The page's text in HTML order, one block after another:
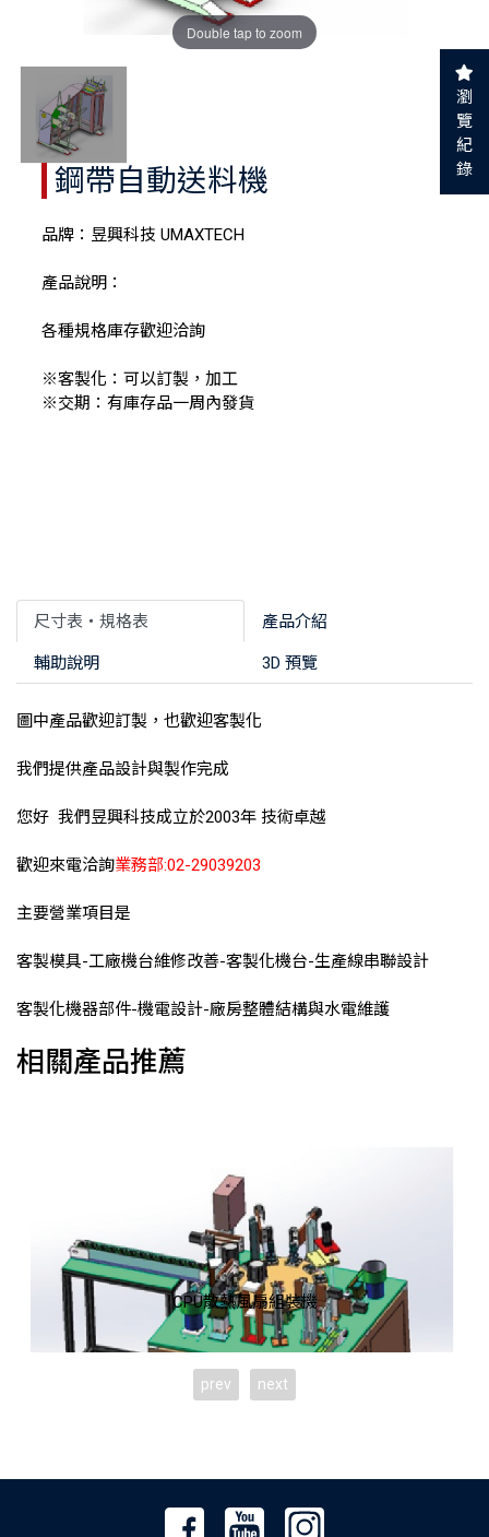
瀏
覽
紀
錄
Double tap to zoom
鋼帶自動送料機
品牌：昱興科技 UMAXTECH
產品說明：
各種規格庫存歡迎洽詢
※客製化：可以訂製，加工
※交期：有庫存品一周內發貨
尺寸表‧規格表 產品介紹
輔助說明 3D 預覽
圖中產品歡迎訂製，也歡迎客製化
我們提供產品設計與製作完成
您好 我們昱興科技成立於2003年 技術卓越
歡迎來電洽詢業務部:02-29039203
主要營業項目是
客製模具-工廠機台維修改善-客製化機台-生產線串聯設計
客製化機器部件-機電設計-廠房整體結構與水電維護
相關產品推薦
CPU散熱風扇組裝機
prev next